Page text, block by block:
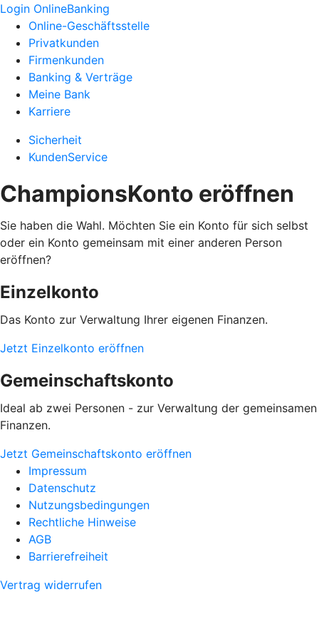
Login OnlineBanking
Online-Geschäftsstelle
Privatkunden
Firmenkunden
Banking & Verträge
Meine Bank
Karriere
Sicherheit
KundenService
ChampionsKonto eröffnen
Sie haben die Wahl. Möchten Sie ein Konto für sich selbst
oder ein Konto gemeinsam mit einer anderen Person
eröffnen?
Einzelkonto
Das Konto zur Verwaltung Ihrer eigenen Finanzen.
Jetzt Einzelkonto eröffnen
Gemeinschaftskonto
Ideal ab zwei Personen - zur Verwaltung der gemeinsamen
Finanzen.
Jetzt Gemeinschaftskonto eröffnen
Impressum
Datenschutz
Nutzungsbedingungen
Rechtliche Hinweise
AGB
Barrierefreiheit
Vertrag widerrufen